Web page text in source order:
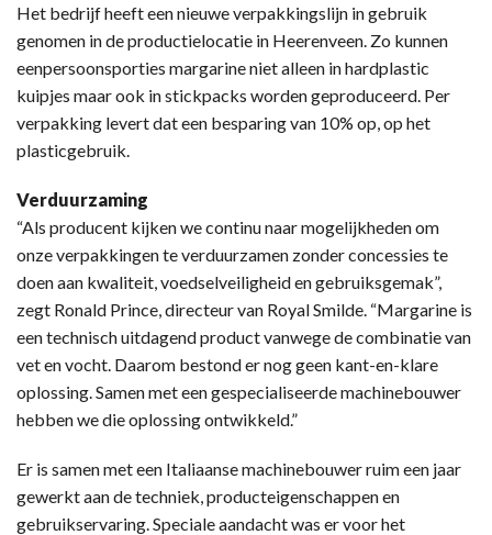
Het bedrijf heeft een nieuwe verpakkingslijn in gebruik
genomen in de productielocatie in Heerenveen. Zo kunnen
eenpersoonsporties margarine niet alleen in hardplastic
kuipjes maar ook in stickpacks worden geproduceerd. Per
verpakking levert dat een besparing van 10% op, op het
plasticgebruik.
Verduurzaming
“Als producent kijken we continu naar mogelijkheden om
onze verpakkingen te verduurzamen zonder concessies te
doen aan kwaliteit, voedselveiligheid en gebruiksgemak”,
zegt Ronald Prince, directeur van Royal Smilde. “Margarine is
een technisch uitdagend product vanwege de combinatie van
vet en vocht. Daarom bestond er nog geen kant-en-klare
oplossing. Samen met een gespecialiseerde machinebouwer
hebben we die oplossing ontwikkeld.”
Er is samen met een Italiaanse machinebouwer ruim een jaar
gewerkt aan de techniek, producteigenschappen en
gebruikservaring. Speciale aandacht was er voor het